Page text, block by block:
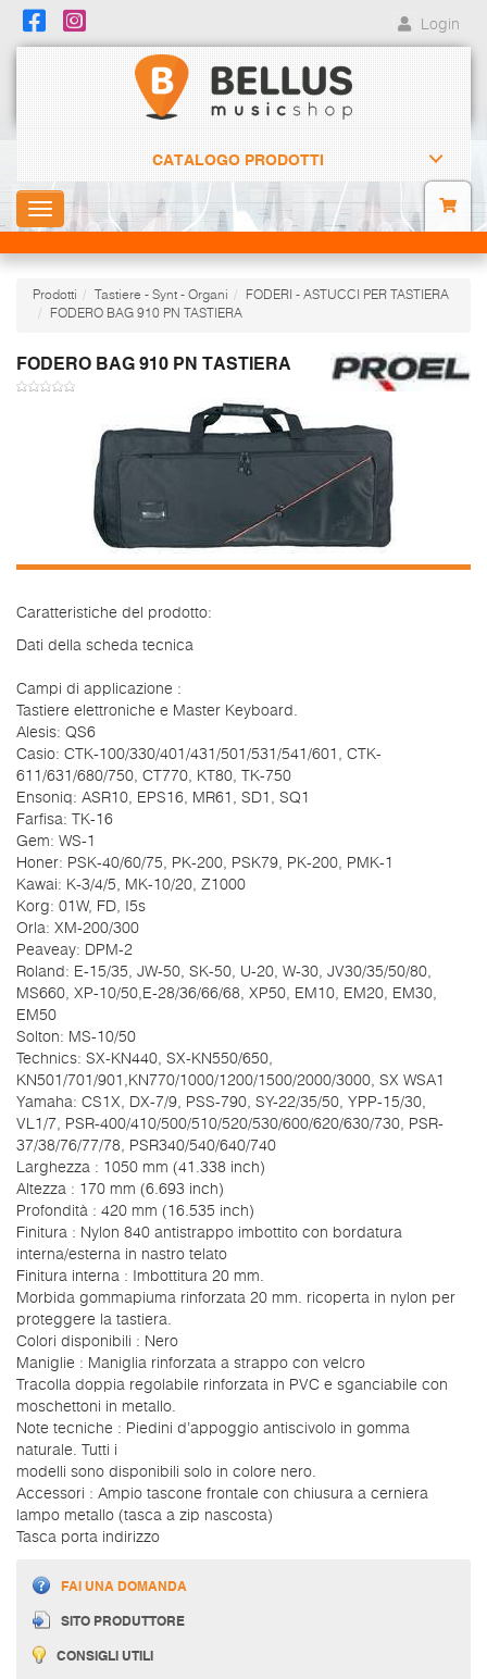
Login
CATALOGO PRODOTTI
Toggle
navigation
Prodotti Tastiere - Synt - Organi
FODERI - ASTUCCI PER TASTIERA
FODERO BAG 910 PN TASTIERA
FODERO BAG 910 PN TASTIERA
Caratteristiche del prodotto:
Dati della scheda tecnica
Campi di applicazione :
Tastiere elettroniche e Master Keyboard.
Alesis: QS6
Casio: CTK-100/330/401/431/501/531/541/601, CTK-
611/631/680/750, CT770, KT80, TK-750
Ensoniq: ASR10, EPS16, MR61, SD1, SQ1
Farfisa: TK-16
Gem: WS-1
Honer: PSK-40/60/75, PK-200, PSK79, PK-200, PMK-1
Kawai: K-3/4/5, MK-10/20, Z1000
Korg: 01W, FD, I5s
Orla: XM-200/300
Peaveay: DPM-2
Roland: E-15/35, JW-50, SK-50, U-20, W-30, JV30/35/50/80,
MS660, XP-10/50,E-28/36/66/68, XP50, EM10, EM20, EM30,
EM50
Solton: MS-10/50
Technics: SX-KN440, SX-KN550/650,
KN501/701/901,KN770/1000/1200/1500/2000/3000, SX WSA1
Yamaha: CS1X, DX-7/9, PSS-790, SY-22/35/50, YPP-15/30,
VL1/7, PSR-400/410/500/510/520/530/600/620/630/730, PSR-
37/38/76/77/78, PSR340/540/640/740
Larghezza : 1050 mm (41.338 inch)
Altezza : 170 mm (6.693 inch)
Profondità : 420 mm (16.535 inch)
Finitura : Nylon 840 antistrappo imbottito con bordatura
interna/esterna in nastro telato
Finitura interna : Imbottitura 20 mm.
Morbida gommapiuma rinforzata 20 mm. ricoperta in nylon per
proteggere la tastiera.
Colori disponibili : Nero
Maniglie : Maniglia rinforzata a strappo con velcro
Tracolla doppia regolabile rinforzata in PVC e sganciabile con
moschettoni in metallo.
Note tecniche : Piedini d’appoggio antiscivolo in gomma
naturale. Tutti i
modelli sono disponibili solo in colore nero.
Accessori : Ampio tascone frontale con chiusura a cerniera
lampo metallo (tasca a zip nascosta)
Tasca porta indirizzo
FAI UNA DOMANDA
SITO PRODUTTORE
CONSIGLI UTILI